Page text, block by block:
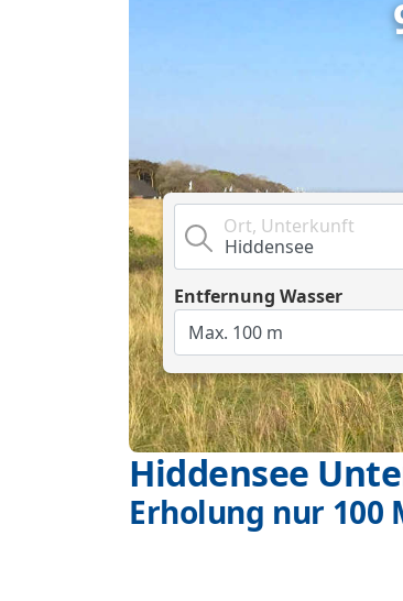
Ort, Unterkunft
Entfernung Wasser
Hiddensee
Erholung nur